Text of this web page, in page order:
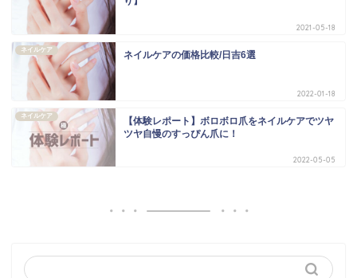
2021-05-18
ネイルケア ネイルケアの価格比較/日吉6選
2022-01-18
ネイルケア
【体験レポート】ボロボロ爪をネイルケアでツヤ
ツヤ自慢のすっぴん爪に！
2022-05-05